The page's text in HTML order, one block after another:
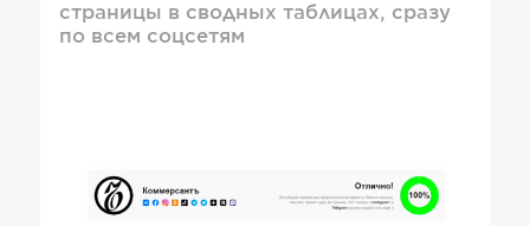
страницы в сводных таблицах, сразу
по всем соцсетям